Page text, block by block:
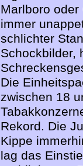
Marlboro
immer
schlichter
Schockbilder,
Die
zwischen 18
Rekord. Die
Kippe
lag das